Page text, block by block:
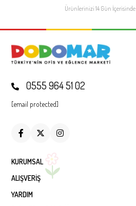
Ürünlerinizi 14 Gün İçerisinde
0555 964 51 02
[email protected]
KURUMSAL
ALIŞVERİŞ
YARDIM